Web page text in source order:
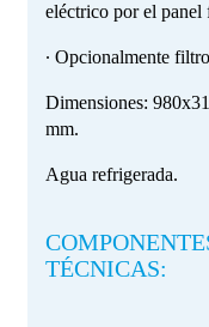
eléctrico por el panel
∙ Opcionalmente
Dimensiones:
mm.
Agua refrigerada.
TÉCNICAS: